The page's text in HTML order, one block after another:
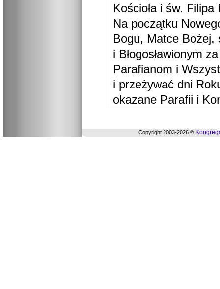
Kościoła i św. Filipa
Na początku
Bogu, Matce Bożej,
i Błogosławionym
Parafianom i
i przeżywać dni
okazane Parafii i
Copyright 2003-2026 ©